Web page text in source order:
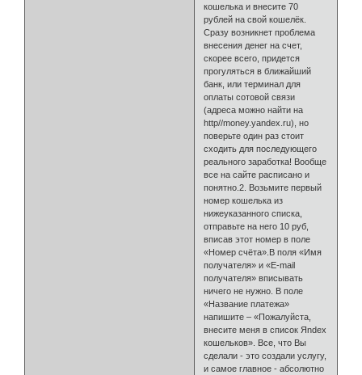
кошелька и внесите 70
рублей на свой кошелёк.
Сразу возникнет проблема
внесения денег на счет,
скорее всего, придется
прогуляться в ближайший
банк, или терминал для
оплаты сотовой связи
(адреса можно найти на
http//money.yandex.ru), но
поверьте один раз стоит
сходить для последующего
реального заработка! Вообще
все на сайте расписано и
понятно.2. Возьмите первый
номер ко­шелька из
нижеуказанного списка,
отправьте на него 10 руб,
вписав этот номер в поле
«Номер счёта».В поля «Имя
получателя» и «E-mail
получа­теля» вписывать
ничего не нужно. В поле
«Название платежа»
напишите – «Пожалуйста,
внесите меня в список Яndex
кошельков». Все, что Вы
сделали - это создали услугу,
и самое главное - абсолютно